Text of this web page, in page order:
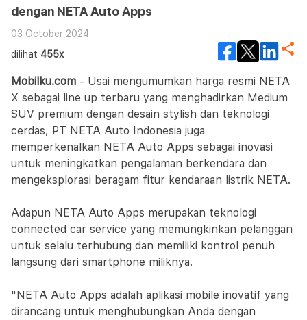
dengan NETA Auto Apps
03 October 2024
dilihat 455x
Mobilku.com - Usai mengumumkan harga resmi NETA
X sebagai line up terbaru yang menghadirkan Medium
SUV premium dengan desain stylish dan teknologi
cerdas, PT NETA Auto Indonesia juga
memperkenalkan NETA Auto Apps sebagai inovasi
untuk meningkatkan pengalaman berkendara dan
mengeksplorasi beragam fitur kendaraan listrik NETA.
Adapun NETA Auto Apps merupakan teknologi
connected car service yang memungkinkan pelanggan
untuk selalu terhubung dan memiliki kontrol penuh
langsung dari smartphone miliknya.
"NETA Auto Apps adalah aplikasi mobile inovatif yang
dirancang untuk menghubungkan Anda dengan